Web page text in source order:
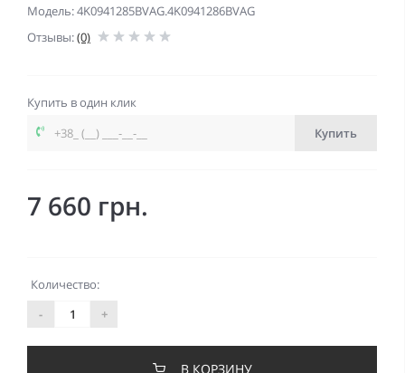
Модель: 4K0941285BVAG.4K0941286BVAG
Отзывы:(0)
Купить в один клик
Купить
7 660 грн.
Количество:
-
+
В КОРЗИНУ